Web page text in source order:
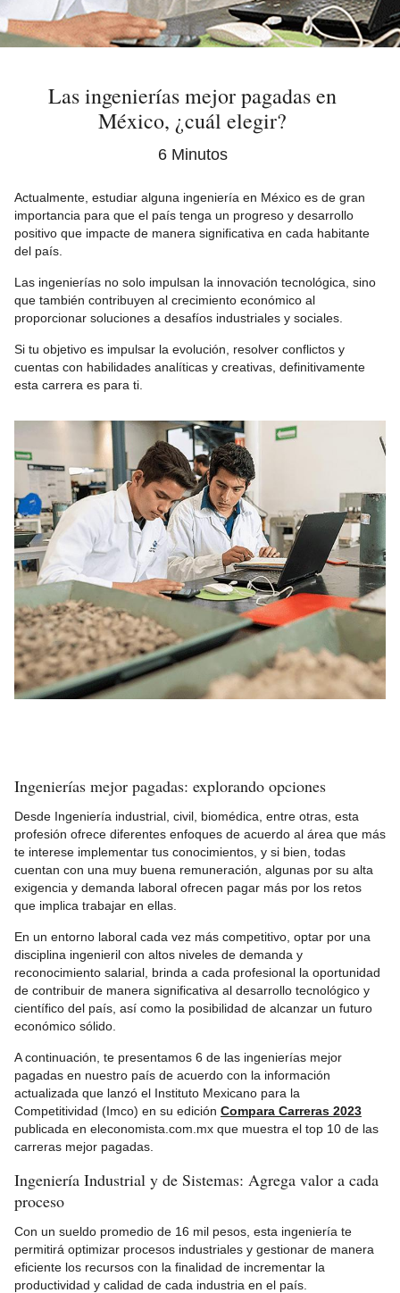
Las ingenierías mejor pagadas en
México, ¿cuál elegir?
6 Minutos
Actualmente, estudiar alguna ingeniería en México es de gran
importancia para que el país tenga un progreso y desarrollo
positivo que impacte de manera significativa en cada habitante
del país.
Las ingenierías no solo impulsan la innovación tecnológica, sino
que también contribuyen al crecimiento económico al
proporcionar soluciones a desafíos industriales y sociales.
Si tu objetivo es impulsar la evolución, resolver conflictos y
cuentas con habilidades analíticas y creativas, definitivamente
esta carrera es para ti.
Ingenierías mejor pagadas: explorando opciones
Desde Ingeniería industrial, civil, biomédica, entre otras, esta
profesión ofrece diferentes enfoques de acuerdo al área que más
te interese implementar tus conocimientos, y si bien, todas
cuentan con una muy buena remuneración, algunas por su alta
exigencia y demanda laboral ofrecen pagar más por los retos
que implica trabajar en ellas.
En un entorno laboral cada vez más competitivo, optar por una
disciplina ingenieril con altos niveles de demanda y
reconocimiento salarial, brinda a cada profesional la oportunidad
de contribuir de manera significativa al desarrollo tecnológico y
científico del país, así como la posibilidad de alcanzar un futuro
económico sólido.
A continuación, te presentamos 6 de las ingenierías mejor
pagadas en nuestro país de acuerdo con la información
actualizada que lanzó el Instituto Mexicano para la
Competitividad (Imco) en su edición Compara Carreras 2023
publicada en eleconomista.com.mx que muestra el top 10 de las
carreras mejor pagadas.
Ingeniería Industrial y de Sistemas: Agrega valor a cada
proceso
Con un sueldo promedio de 16 mil pesos, esta ingeniería te
permitirá optimizar procesos industriales y gestionar de manera
eficiente los recursos con la finalidad de incrementar la
productividad y calidad de cada industria en el país.